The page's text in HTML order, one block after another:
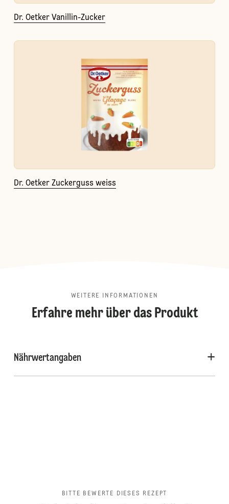
Dr. Oetker Vanillin-Zucker
Dr. Oetker Zuckerguss weiss
WEITERE INFORMATIONEN
Erfahre mehr über das Produkt
Nährwertangaben
BITTE BEWERTE DIESES REZEPT